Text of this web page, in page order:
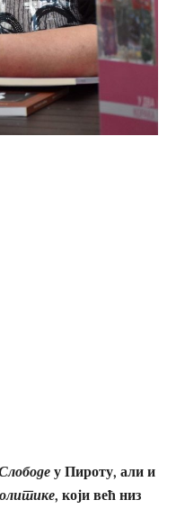
у Пироту, али и
, који већ низ